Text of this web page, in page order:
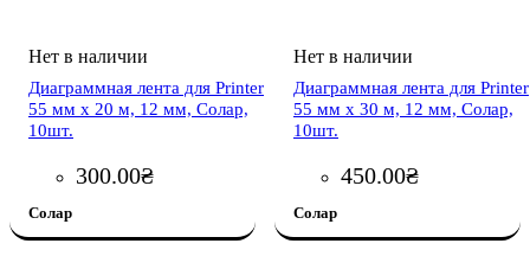
Диаграммная лента для Printer
55 мм х 20 м, 12 мм, Солар,
10шт.
300.00₴
Солар
Диаграммная лента для Printer
55 мм х 30 м, 12 мм, Солар,
10шт.
450.00₴
Солар